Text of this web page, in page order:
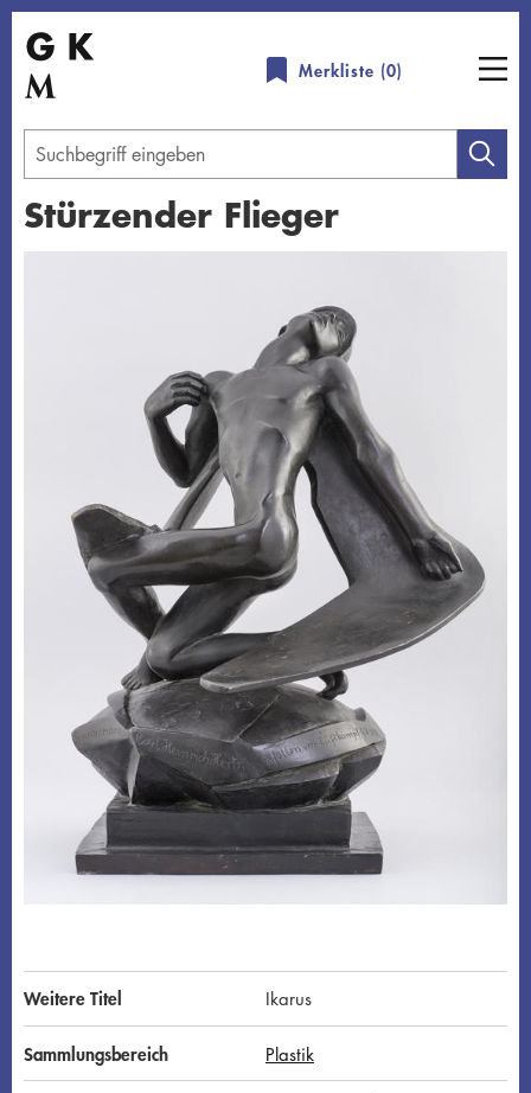
Direkt
zum
Inhalt
Merkliste (0)
Geben
Sie
einen
Suchbegriff
Stürzender Flieger
Weitere Titel Ikarus
Sammlungsbereich Plastik